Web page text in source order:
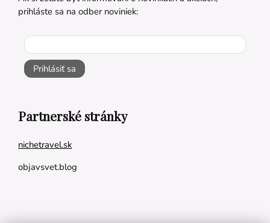
prihláste sa na odber noviniek:
Prihlásiť sa
Partnerské stránky
nichetravel.sk
objavsvet.blog